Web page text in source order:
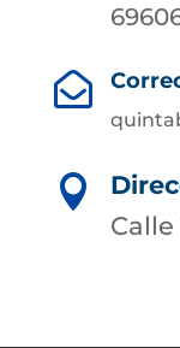


Calle